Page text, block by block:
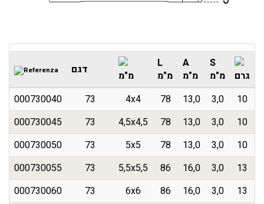
דגם מ"מ
L
מ"מ
A
מ"מ
S
מ"מ
גרם
000730040
73 4x4 78 13,0 3,0
10
000730045
73 4,5x4,5 78 13,0 3,0
10
000730050
73 5x5 78 13,0 3,0
10
000730055
73 5,5x5,5 86 16,0 3,0
13
000730060
73 6x6 86 16,0 3,0
13